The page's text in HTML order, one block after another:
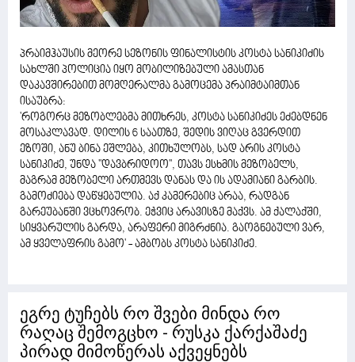
პრაიმჰაუსის მეორე სეზონის ფინალისტის კოსტა სანიკიძის
სახლში პოლიცია იყო მობილიზებული ამასთან
დაკავშირებით მომღერალმა გამოცემა პრაიმტაიმთან
ისაუბრა:
'როგორც მეზობლებმა მითხრეს, კოსტა სანიკიძეს ეძებდნენ
მოსაკლავად. დილის 6 საათზე, შედის ვიღაც გვერდით
ეზოში, ანუ ბინა ეშლება, კითხულობს, სად არის კოსტა
სანიკიძე, უნდა ''დავბრიდოო'', თავს ესხმის მეზობელს,
მაგრამ მეზობელი ართმევს დანას და ის ადამიანი გარბის.
გამოძიება დაწყებულია. აქ კამერებიც არაა, რადგან
გარეუბანში ვცხოვრობ. ეჭვიც არავისზე მაქვს. ამ ქალაქში,
სიყვარულის გარდა, არაფერი მიგრძნია. გაოგნებული ვარ,
ამ ყველაფრის გამო' - ამბობს კოსტა სანიკიძე.
ეგრე ტუჩებს რო შვები მინდა რო
რაღაც შემოგცხო - რუსკა ქარქაშაძე
პირად მიმოწერას აქვეყნებს